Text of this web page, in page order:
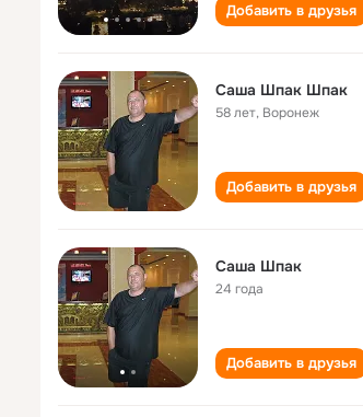
Добавить в друзья
Саша Шпак Шпак
58 лет, Воронеж
Добавить в друзья
Саша Шпак
24 года
Добавить в друзья